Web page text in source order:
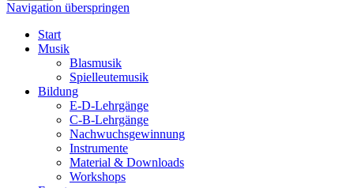
Navigation überspringen
Start
Musik
Blasmusik
Spielleutemusik
Bildung
E-D-Lehrgänge
C-B-Lehrgänge
Nachwuchsgewinnung
Instrumente
Material & Downloads
Workshops